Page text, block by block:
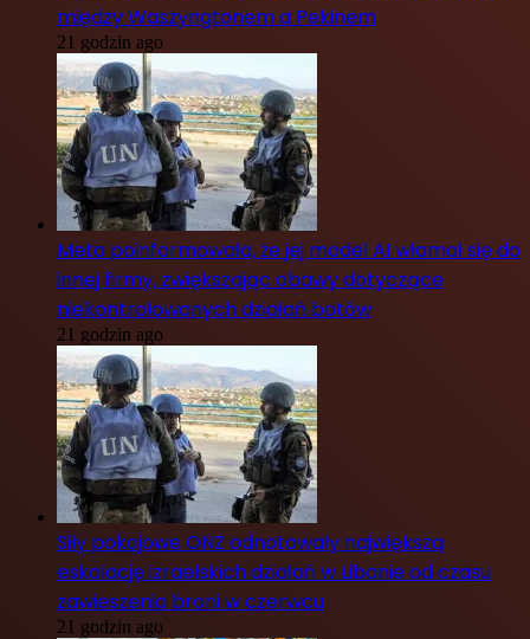
między Waszyngtonem a Pekinem
21 godzin ago
Meta poinformowała, że jej model AI włamał się do
innej firmy, zwiększając obawy dotyczące
niekontrolowanych działań botów
21 godzin ago
Siły pokojowe ONZ odnotowały największą
eskalację izraelskich działań w Libanie od czasu
zawieszenia broni w czerwcu
21 godzin ago